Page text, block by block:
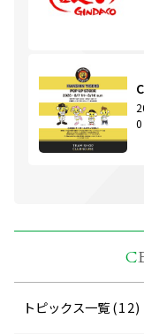
C
トピックス一覧(12)